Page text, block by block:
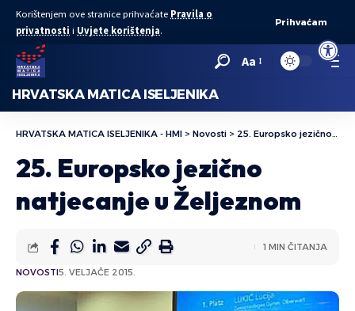
Open
Korištenjem ove stranice prihvaćate Pravila o
privatnosti i Uvjete korištenja.
Prihvaćam
Aa
HRVATSKA MATICA ISELJENIKA
HRVATSKA MATICA ISELJENIKA - HMI > Novosti > 25. Europsko jezično natjecanje u Željeznom
25. Europsko jezično
natjecanje u Željeznom
NOVOSTI5. VELJAČE 2015.
1 MIN ČITANJA